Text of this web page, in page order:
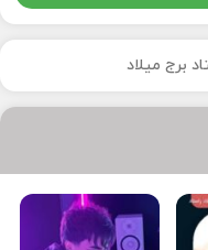
برج میلاد